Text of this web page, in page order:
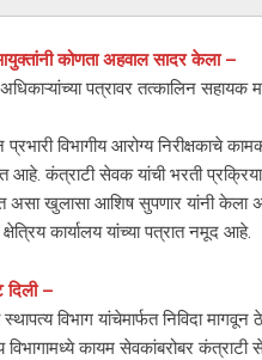
कोणता अहवाल सादर केला –
पत्रावर तत्कालिन सहायक
विभागीय आरोग्य निरीक्षकाचे
कंत्राटी सेवक यांची भरती प्रक्रिया
असा खुलासा आशिष सुपणार यांनी केला
कार्यालय यांच्या पत्रात नमूद आहे.
दिली –
विभाग यांचेमार्फत निविदा
कायम सेवकांबरोबर